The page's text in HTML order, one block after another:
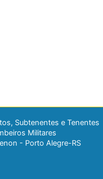
Subtenentes e Tenentes
Militares
- Porto Alegre-RS